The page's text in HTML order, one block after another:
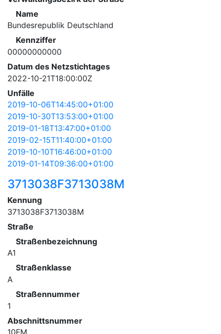
Name
Bundesrepublik Deutschland
Kennziffer
00000000000
Datum des Netzstichtages
2022-10-21T18:00:00Z
Unfälle
2019-10-06T14:45:00+01:00
2019-10-30T13:53:00+01:00
2019-01-18T13:47:00+01:00
2019-02-15T11:40:00+01:00
2019-10-10T16:46:00+01:00
2019-01-14T09:36:00+01:00
3713038F3713038M
Kennung
3713038F3713038M
Straße
Straßenbezeichnung
A1
Straßenklasse
A
Straßennummer
1
Abschnittsnummer